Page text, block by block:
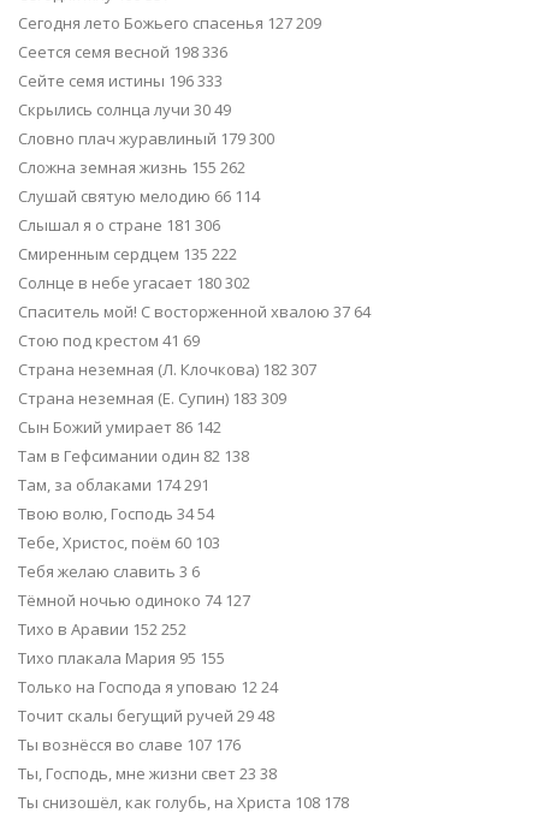
Сегодня лето Божьего спасенья 127 209
Сеется семя весной 198 336
Сейте семя истины 196 333
Скрылись солнца лучи 30 49
Словно плач журавлиный 179 300
Сложна земная жизнь 155 262
Слушай святую мелодию 66 114
Слышал я о стране 181 306
Смиренным сердцем 135 222
Солнце в небе угасает 180 302
Спаситель мой! С восторженной хвалою 37 64
Стою под крестом 41 69
Страна неземная (Л. Клочкова) 182 307
Страна неземная (Е. Супин) 183 309
Сын Божий умирает 86 142
Там в Гефсимании один 82 138
Там, за облаками 174 291
Твою волю, Господь 34 54
Тебе, Христос, поём 60 103
Тебя желаю славить 3 6
Тёмной ночью одиноко 74 127
Тихо в Аравии 152 252
Тихо плакала Мария 95 155
Только на Господа я уповаю 12 24
Точит скалы бегущий ручей 29 48
Ты вознёсся во славе 107 176
Ты, Господь, мне жизни свет 23 38
Ты снизошёл, как голубь, на Христа 108 178